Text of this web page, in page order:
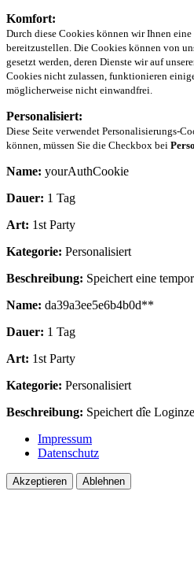
Komfort:
Durch diese Cookies können wir Ihnen
bereitzustellen. Die Cookies können von
gesetzt werden, deren Dienste wir auf
Cookies nicht zulassen, funktionieren
möglicherweise nicht einwandfrei.
Personalisiert:
Diese Seite verwendet Personalisierungs-
können, müssen Sie die Checkbox bei
Name: yourAuthCookie
Dauer: 1 Tag
Art: 1st Party
Kategorie: Personalisiert
Beschreibung: Speichert eine
Name: da39a3ee5e6b4b0d**
Dauer: 1 Tag
Art: 1st Party
Kategorie: Personalisiert
Beschreibung: Speichert dîe
Impressum
Datenschutz
Akzeptieren Ablehnen